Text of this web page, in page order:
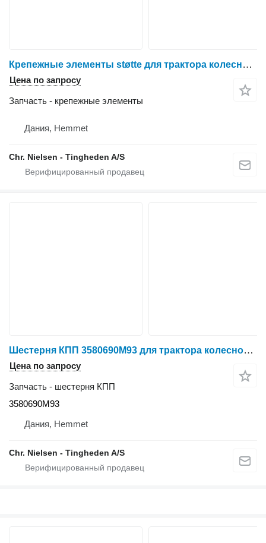
Крепежные элементы støtte для трактора колесного Massey Ferguson 6260
Цена по запросу
Запчасть - крепежные элементы
Дания, Hemmet
Chr. Nielsen - Tingheden A/S
Шестерня КПП 3580690M93 для трактора колесного Massey Ferguson 6260
Цена по запросу
Запчасть - шестерня КПП
3580690M93
Дания, Hemmet
Chr. Nielsen - Tingheden A/S